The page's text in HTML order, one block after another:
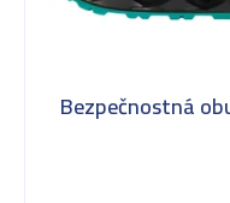
Bezpečnostná